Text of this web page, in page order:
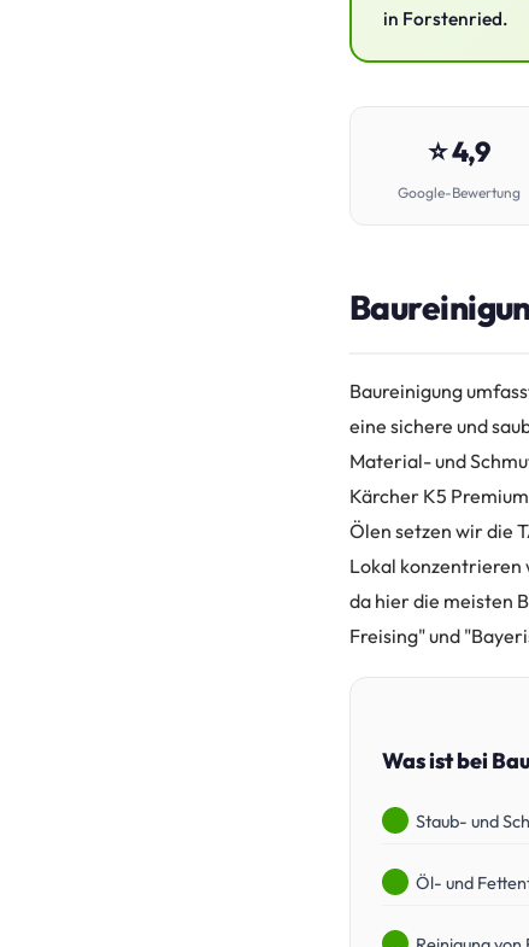
in Forstenried.
⭐ 4,9
Google-Bewertung
Baureinigung
eine sichere und
Material- und
Kärcher K5
Ölen setzen wir die
Lokal konzentrieren
da hier die meisten
Freising" und
Was ist bei
Staub- und
Öl- und